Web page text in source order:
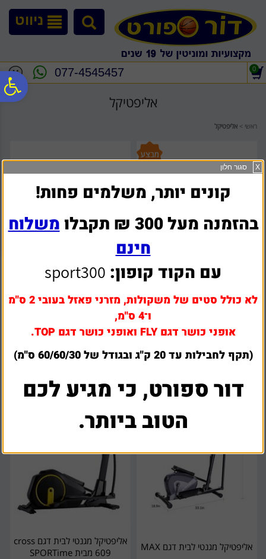
נגישות
אתר
המרכזי
ניווט
077-4545457 0
אליפטיקל
ראשי > אליפטיקל
אליפטיקל מגנטי ביתי טווח
התנגדות של 8 רמות קושי דגם
אליפטיקל מגנטי ביתי עם תנועה
קדמית ואחורית דגם DS240E
אליפטיקל מגנטי לבית דגם MAX
אליפטיקל מגנטי לבית דגם cross
609 מבית SPORTime
X סגור חלון
קונים יותר, משלמים פחות!
בהזמנה מעל 300 ₪ תקבלו
משלוח
חינם
עם הקוד קופון: sport300
לא כולל סטים של משקולות, מזרני פאזל בעובי 2 ס"מ
ו־4 ס"מ,
אופני כושר דגם FLY ואופני כושר דגם TOP.
(תקף לחבילות עד 20 ק"ג ובגודל של 60/60/30 ס"מ)
דור ספורט, כי מגיע לכם
הטוב ביותר.